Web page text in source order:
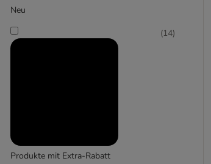
Curver
Neu
Produkte mit Extra-Rabatt
(14)